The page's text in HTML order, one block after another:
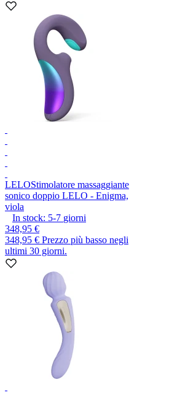
LELOStimolatore massaggiante
sonico doppio LELO - Enigma,
viola
In stock: 5-7 giorni
348,95 €
348,95 € Prezzo più basso negli
ultimi 30 giorni.